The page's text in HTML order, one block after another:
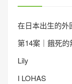
在日本出生的外
第14案｜餓死
Lily
I LOHAS